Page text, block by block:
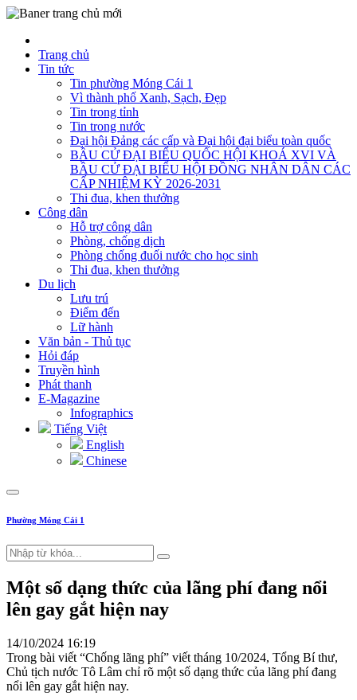
Trang chủ
Tin tức
Tin phường Móng Cái 1
Vì thành phố Xanh, Sạch, Đẹp
Tin trong tỉnh
Tin trong nước
Đại hội Đảng các cấp và Đại hội đại biểu toàn quốc
BẦU CỬ ĐẠI BIỂU QUỐC HỘI KHOÁ XVI VÀ
BẦU CỬ ĐẠI BIỂU HỘI ĐỒNG NHÂN DÂN CÁC
CẤP NHIỆM KỲ 2026-2031
Thi đua, khen thưởng
Công dân
Hỗ trợ công dân
Phòng, chống dịch
Phòng chống đuối nước cho học sinh
Thi đua, khen thưởng
Du lịch
Lưu trú
Điểm đến
Lữ hành
Văn bản - Thủ tục
Hỏi đáp
Truyền hình
Phát thanh
E-Magazine
Infographics
Tiếng Việt
English
Chinese
Phường Móng Cái 1
Một số dạng thức của lãng phí đang nổi
lên gay gắt hiện nay
14/10/2024 16:19
Trong bài viết “Chống lãng phí” viết tháng 10/2024, Tổng Bí thư,
Chủ tịch nước Tô Lâm chỉ rõ một số dạng thức của lãng phí đang
nổi lên gay gắt hiện nay.